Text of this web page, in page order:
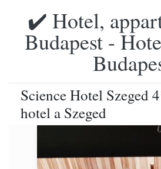
✔️ Hotel,
Budapest -
Science Hotel Szeged
hotel a Szeged